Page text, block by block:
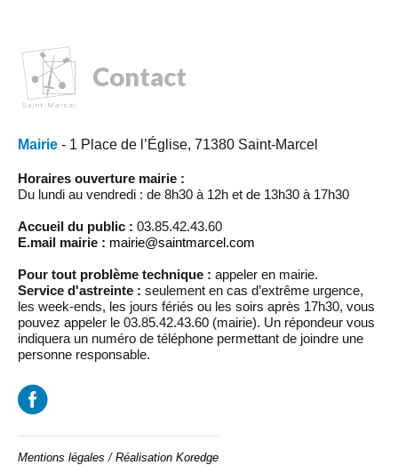
Contact
Mairie - 1 Place de l’Église, 71380 Saint-Marcel
Horaires ouverture mairie :
Du lundi au vendredi : de 8h30 à 12h et de 13h30 à 17h30
Accueil du public : 03.85.42.43.60
E.mail mairie : mairie@saintmarcel.com
Pour tout problème technique : appeler en mairie.
Service d'astreinte : seulement en cas d’extrême urgence,
les week-ends, les jours fériés ou les soirs après 17h30, vous
pouvez appeler le 03.85.42.43.60 (mairie). Un répondeur vous
indiquera un numéro de téléphone permettant de joindre une
personne responsable.
Mentions légales / Réalisation Koredge